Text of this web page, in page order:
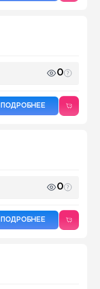
0
ПОДРОБНЕЕ
0
ПОДРОБНЕЕ